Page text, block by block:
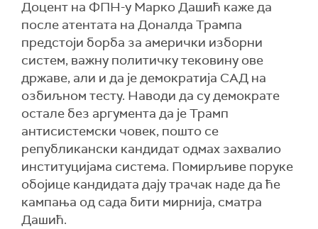
Доцент на ФПН-у Марко Дашић каже да
после атентата на Доналда Трампа
предстоји борба за амерички изборни
систем, важну политичку тековину ове
државе, али и да је демократија САД на
озбиљном тесту. Наводи да су демократе
остале без аргумента да је Трамп
антисистемски човек, пошто се
републикански кандидат одмах захвалио
институцијама система. Помирљиве поруке
обојице кандидата дају трачак наде да ће
кампања од сада бити мирнија, сматра
Дашић.